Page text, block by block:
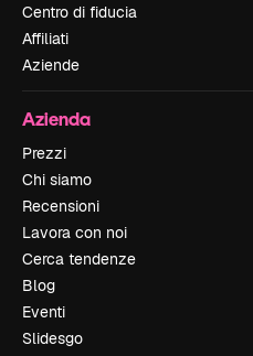
Centro di fiducia
Affiliati
Aziende
Azienda
Prezzi
Chi siamo
Recensioni
Lavora con noi
Cerca tendenze
Blog
Eventi
Slidesgo